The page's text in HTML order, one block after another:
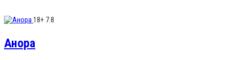
18+ 7.8
Анора